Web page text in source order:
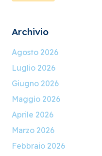
Archivio
Agosto 2026
Luglio 2026
Giugno 2026
Maggio 2026
Aprile 2026
Marzo 2026
Febbraio 2026